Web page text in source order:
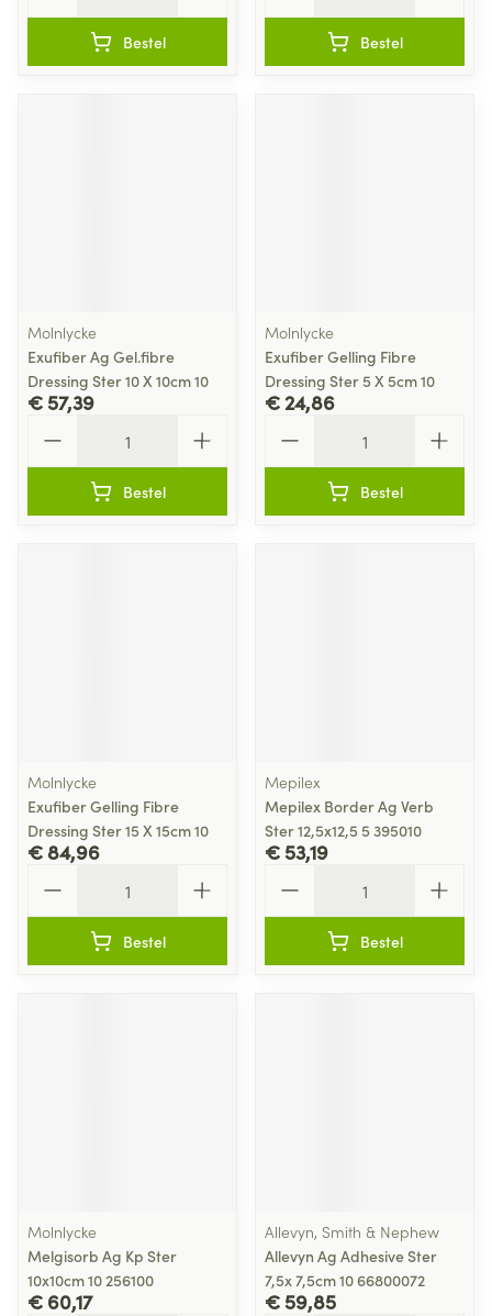
Bestel Bestel
Molnlycke
Exufiber Ag Gel.fibre
Dressing Ster 10 X 10cm 10
€ 57,39
Bestel
Molnlycke
Exufiber Gelling Fibre
Dressing Ster 5 X 5cm 10
€ 24,86
Bestel
Molnlycke
Exufiber Gelling Fibre
Dressing Ster 15 X 15cm 10
€ 84,96
Bestel
Mepilex
Mepilex Border Ag Verb
Ster 12,5x12,5 5 395010
€ 53,19
Bestel
Molnlycke
Melgisorb Ag Kp Ster
10x10cm 10 256100
€ 60,17
Allevyn, Smith & Nephew
Allevyn Ag Adhesive Ster
7,5x 7,5cm 10 66800072
€ 59,85